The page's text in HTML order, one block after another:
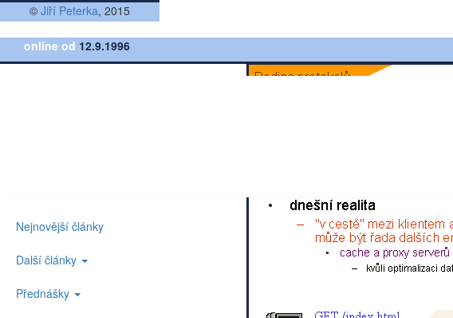
© Jiří Peterka, 2015
online od 12.9.1996
Nejnovější články
Další články
Přednášky